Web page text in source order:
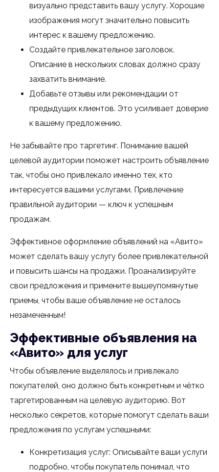
визуально представить вашу услугу. Хорошие
изображения могут значительно повысить
интерес к вашему предложению.
Создайте привлекательное заголовок.
Описание в нескольких словах должно сразу
захватить внимание.
Добавьте отзывы или рекомендации от
предыдущих клиентов. Это усиливает доверие
к вашему предложению.
Не забывайте про таргетинг. Понимание вашей
целевой аудитории поможет настроить объявление
так, чтобы оно привлекало именно тех, кто
интересуется вашими услугами. Привлечение
правильной аудитории — ключ к успешным
продажам.
Эффективное оформление объявлений на «Авито»
может сделать вашу услугу более привлекательной
и повысить шансы на продажи. Проанализируйте
свои предложения и примените вышеупомянутые
приемы, чтобы ваше объявление не осталось
незамеченным!
Эффективные объявления на
«Авито» для услуг
Чтобы объявление выделялось и привлекало
покупателей, оно должно быть конкретным и чётко
таргетированным на целевую аудиторию. Вот
несколько секретов, которые помогут сделать ваши
предложения по услугам успешными:
Конкретизация услуг: Описывайте ваши услуги
подробно, чтобы покупатель понимал, что